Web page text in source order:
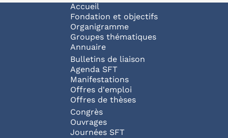
Navigation principale
Accueil
Fondation et objectifs
Organigramme
Groupes thématiques
Annuaire
Bulletins de liaison
Agenda SFT
Manifestations
Offres d'emploi
Offres de thèses
Congrès
Ouvrages
Journées SFT